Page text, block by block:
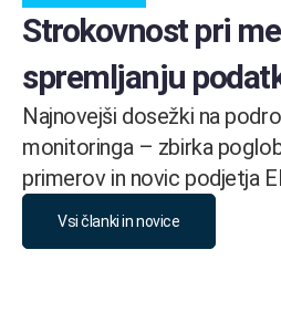
Strokovnost pri
spremljanju
Najnovejši dosežki na
monitoringa – zbirka
primerov in novic podjetja
Vsi članki in novice